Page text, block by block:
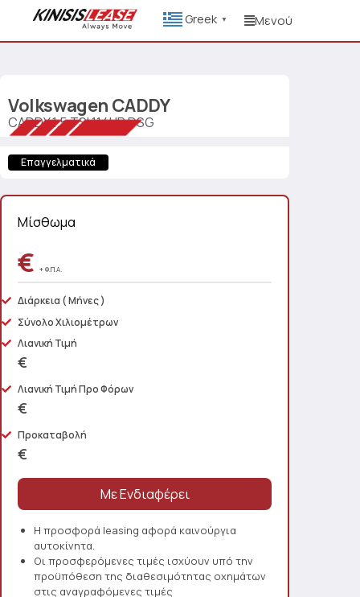
Greek ▼ Μενού
Volkswagen CADDY
CADDY 1.5 TSI 114HP DSG
Επαγγελματικά
Μίσθωμα
€ + Φ.Π.Α.
Διάρκεια ( Μήνες )
Σύνολο Χιλιομέτρων
Λιανική Τιμή
€
Λιανική Τιμή Προ Φόρων
€
Προκαταβολή
€
Η προσφορά leasing αφορά καινούργια
αυτοκίνητα.
Οι προσφερόμενες τιμές ισχύουν υπό την
προϋπόθεση της διαθεσιμότητας οχημάτων
στις αναγραφόμενες τιμές